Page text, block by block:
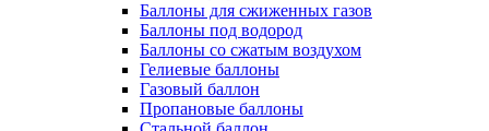
Баллоны для сжиженных газов
Баллоны под водород
Баллоны со сжатым воздухом
Гелиевые баллоны
Газовый баллон
Пропановые баллоны